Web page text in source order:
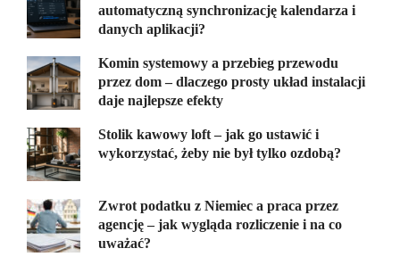
automatyczną synchronizację kalendarza i
danych aplikacji?
Komin systemowy a przebieg przewodu
przez dom – dlaczego prosty układ instalacji
daje najlepsze efekty
Stolik kawowy loft – jak go ustawić i
wykorzystać, żeby nie był tylko ozdobą?
Zwrot podatku z Niemiec a praca przez
agencję – jak wygląda rozliczenie i na co
uważać?